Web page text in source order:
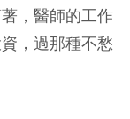
，醫師的工作
，過那種不愁